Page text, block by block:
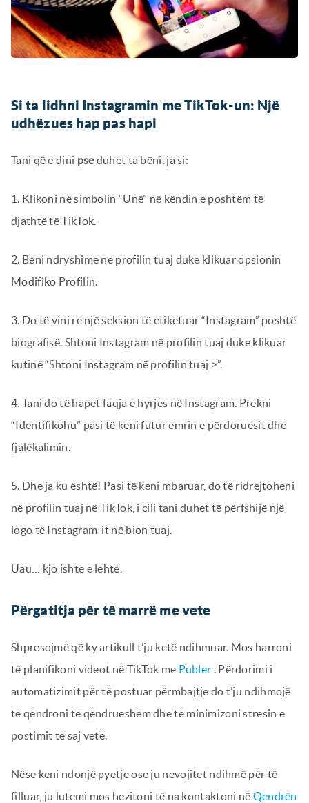
Si ta lidhni Instagramin me TikTok-un: Një
udhëzues hap pas hapi
Tani që e dini pseduhet ta bëni, ja si:
1. Klikoni në simbolin “Unë” në këndin e poshtëm të
djathtë të TikTok.
2. Bëni ndryshime në profilin tuaj duke klikuar opsionin
Modifiko Profilin.
3. Do të vini re një seksion të etiketuar “Instagram” poshtë
biografisë. Shtoni Instagram në profilin tuaj duke klikuar
kutinë “Shtoni Instagram në profilin tuaj >”.
4. Tani do të hapet faqja e hyrjes në Instagram. Prekni
“Identifikohu” pasi të keni futur emrin e përdoruesit dhe
fjalëkalimin.
5. Dhe ja ku është! Pasi të keni mbaruar, do të ridrejtoheni
në profilin tuaj në TikTok, i cili tani duhet të përfshijë një
logo të Instagram-it në bion tuaj.
Uau… kjo ishte e lehtë.
Përgatitja për të marrë me vete
Shpresojmë që ky artikull t’ju ketë ndihmuar. Mos harroni
të planifikoni videot në TikTok me Publer . Përdorimi i
automatizimit për të postuar përmbajtje do t’ju ndihmojë
të qëndroni të qëndrueshëm dhe të minimizoni stresin e
postimit të saj vetë.
Nëse keni ndonjë pyetje ose ju nevojitet ndihmë për të
filluar, ju lutemi mos hezitoni të na kontaktoni në Qendrën